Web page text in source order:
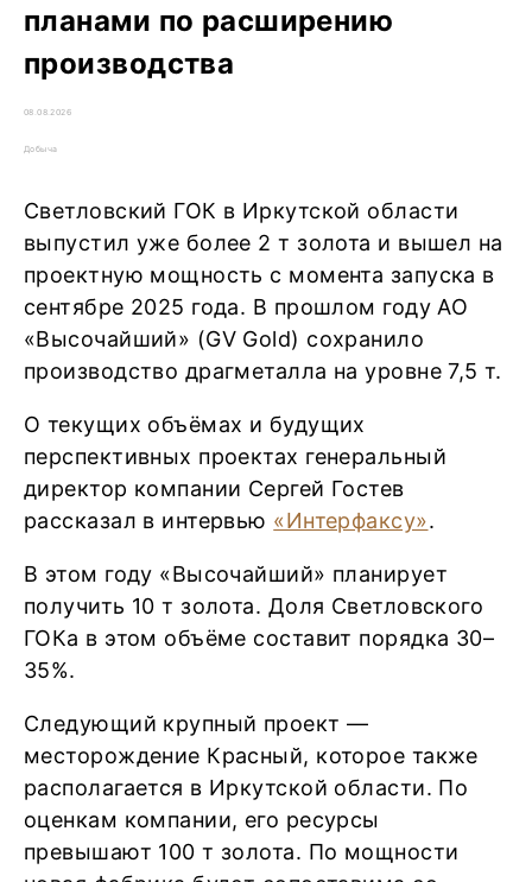
планами по расширению
производства
08.08.2026
Добыча
Светловский ГОК в Иркутской области
выпустил уже более 2 т золота и вышел на
проектную мощность с момента запуска в
сентябре 2025 года. В прошлом году АО
«Высочайший» (GV Gold) сохранило
производство драгметалла на уровне 7,5 т.
О текущих объёмах и будущих
перспективных проектах генеральный
директор компании Сергей Гостев
рассказал в интервью «Интерфаксу».
В этом году «Высочайший» планирует
получить 10 т золота. Доля Светловского
ГОКа в этом объёме составит порядка 30–
35%.
Следующий крупный проект —
месторождение Красный, которое также
располагается в Иркутской области. По
оценкам компании, его ресурсы
превышают 100 т золота. По мощности